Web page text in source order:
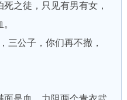
之徒，只见有男有女，
公子，你们再不撤，